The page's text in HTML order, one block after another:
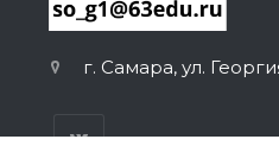
г. Самара, ул.